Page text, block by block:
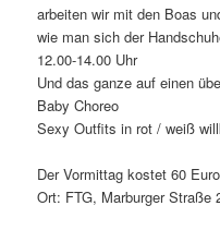
arbeiten wir mit den Boas
wie man sich der
12.00-14.00 Uhr
Und das ganze auf einen
Baby Choreo
Sexy Outfits in rot / weiß
Der Vormittag kostet 60
Ort: FTG, Marburger Straße